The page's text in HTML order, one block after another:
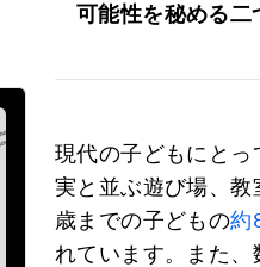
可能性を秘める二
現代の子どもにと
実と並ぶ遊び場、
歳までの子どもの約
れています。また